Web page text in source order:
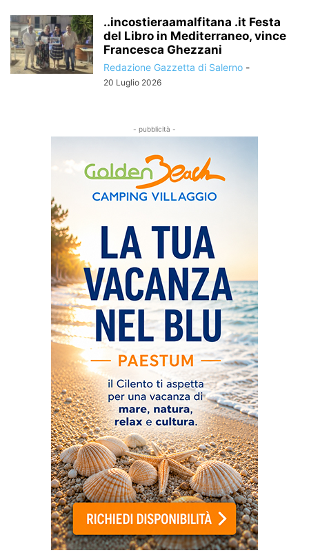
..incostieraamalfitana .it Festa
del Libro in Mediterraneo, vince
Francesca Ghezzani
Redazione Gazzetta di Salerno -
20 Luglio 2026
- pubblicità -